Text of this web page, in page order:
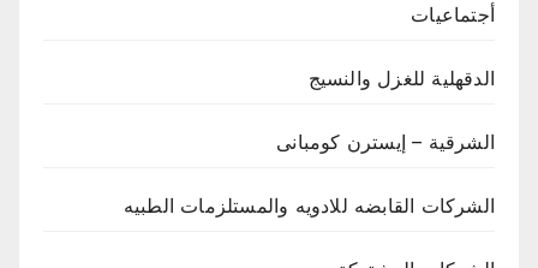
أجتماعيات
الدقهلية للغزل والنسيج
الشرقية – إيسترن كومبانى
الشركات القابضه للادويه والمستلزمات الطبيه